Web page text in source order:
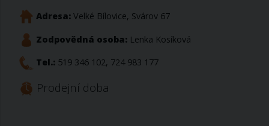
Adresa: Velké Bílovice, Svárov 67
Zodpovědná osoba: Lenka Kosíková
Tel.: 519 346 102, 724 983 177
Prodejní doba